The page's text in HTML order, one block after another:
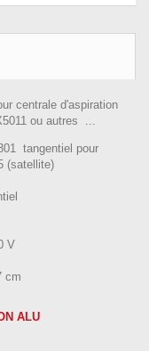
centrale d'aspiration
ou autres ...
tangentiel pour
(satellite)
V
cm
ALU